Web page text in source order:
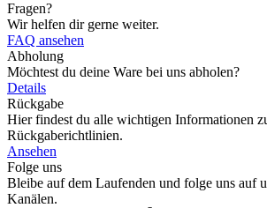
Fragen?
Wir helfen dir gerne weiter.
FAQ ansehen
Abholung
Möchtest du deine Ware bei uns abholen?
Details
Rückgabe
Hier findest du alle wichtigen Informationen
Rückgaberichtlinien.
Ansehen
Folge uns
Bleibe auf dem Laufenden und folge uns auf
Kanälen.